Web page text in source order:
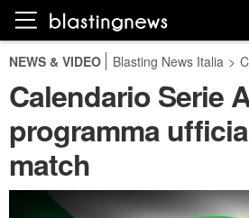
NEWS & VIDEO Blasting News Italia >
Calendario Serie
programma
match